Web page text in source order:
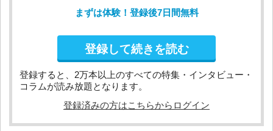
まずは体験！登録後7日間無料
登録して続きを読む
登録すると、2万本以上のすべての特集・インタビュー・
コラムが読み放題となります。
登録済みの方はこちらからログイン